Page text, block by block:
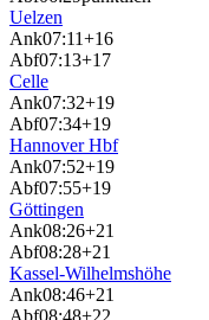
Uelzen
Ank07:11+16
Abf07:13+17
Celle
Ank07:32+19
Abf07:34+19
Hannover Hbf
Ank07:52+19
Abf07:55+19
Göttingen
Ank08:26+21
Abf08:28+21
Kassel-Wilhelmshöhe
Ank08:46+21
Abf08:48+22